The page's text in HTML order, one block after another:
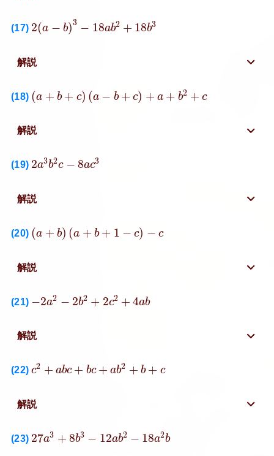
(17) 2(a − b)3 − 18ab2 + 18b3
( )3− 2+ 3
解説
(18) (a + b + c) (a − b + c) + a + b2 + c
( +b + c a − ) a +b 2
解説
(19) 2a3b2c − 8ac3
2 a3b −8 c3
解説
(20) (a + b) (a + b + 1 − c) − c
( +b )( a+ + 1 − )
解説
(21) −2a2 − 2b2 + 2c2 + 4ab
2a 2 2b2+ 2 c2 + 4 b
解説
(22) c2 + abc + bc + ab2 + b + c
c2 + b +b c a 2+ + c
解説
(23) 27a3 + 8b3 − 12ab2 − 18a2b
27 a3 + 8b3 12a b2− 18 a 2b